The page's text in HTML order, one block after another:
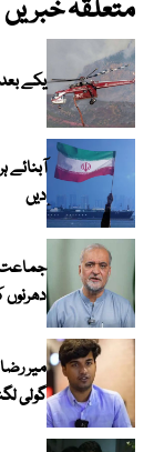
متعلقہ خبریں
یکے بعد دیگرے 2 ہیلی
دیں
دھرنوں
میر
گولی